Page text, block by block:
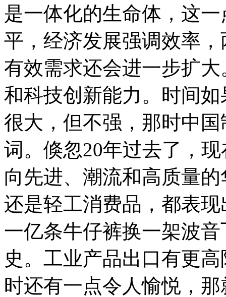
是一体化的生命体，这
平，经济发展强调效率
有效需求还会进一步扩
和科技创新能力。时间
很大，但不强，那时中
词。倏忽20年过去了，
向先进、潮流和高质量
还是轻工消费品，都表
一亿条牛仔裤换一架波
史。工业产品出口有更
时还有一点令人愉悦，